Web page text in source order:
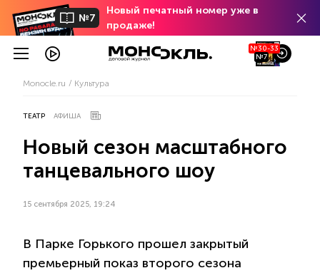
№7
Новый печатный номер уже в
продаже!
№30-33
№7
Monocle.ru Культура
ТЕАТР АФИША
Новый сезон масштабного
танцевального шоу
15 сентября 2025, 19:24
В Парке Горького прошел закрытый
премьерный показ второго сезона